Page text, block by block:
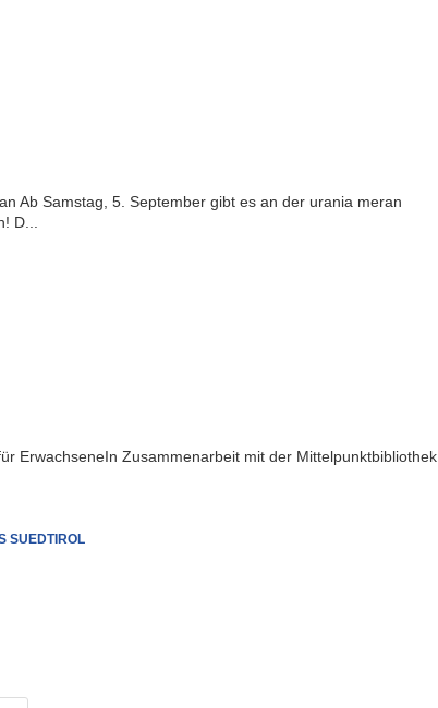
Ab Samstag, 5. September gibt es an der urania meran
D...
ErwachseneIn Zusammenarbeit mit der Mittelpunktbibliothek
SUEDTIROL